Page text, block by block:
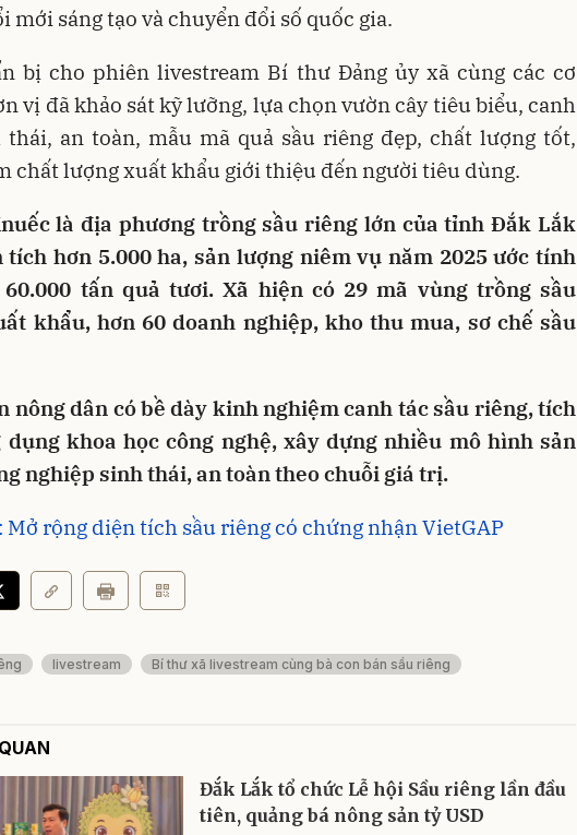
mới sáng tạo và chuyển đổi số quốc gia.
bị cho phiên livestream Bí thư Đảng ủy xã cùng các cơ
vị đã khảo sát kỹ lưỡng, lựa chọn vườn cây tiêu biểu, canh
thái, an toàn, mẫu mã quả sầu riêng đẹp, chất lượng tốt,
chất lượng xuất khẩu giới thiệu đến người tiêu dùng.
là địa phương trồng sầu riêng lớn của tỉnh Đắk Lắk
tích hơn 5.000 ha, sản lượng niêm vụ năm 2025 ước tính
60.000 tấn quả tươi. Xã hiện có 29 mã vùng trồng sầu
khẩu, hơn 60 doanh nghiệp, kho thu mua, sơ chế sầu
nông dân có bề dày kinh nghiệm canh tác sầu riêng, tích
dụng khoa học công nghệ, xây dựng nhiều mô hình sản
nghiệp sinh thái, an toàn theo chuỗi giá trị.
Mở rộng diện tích sầu riêng có chứng nhận VietGAP
livestream Bí thư xã livestream cùng bà con bán sầu riêng
Đắk Lắk tổ chức Lễ hội Sầu riêng lần đầu
tiên, quảng bá nông sản tỷ USD